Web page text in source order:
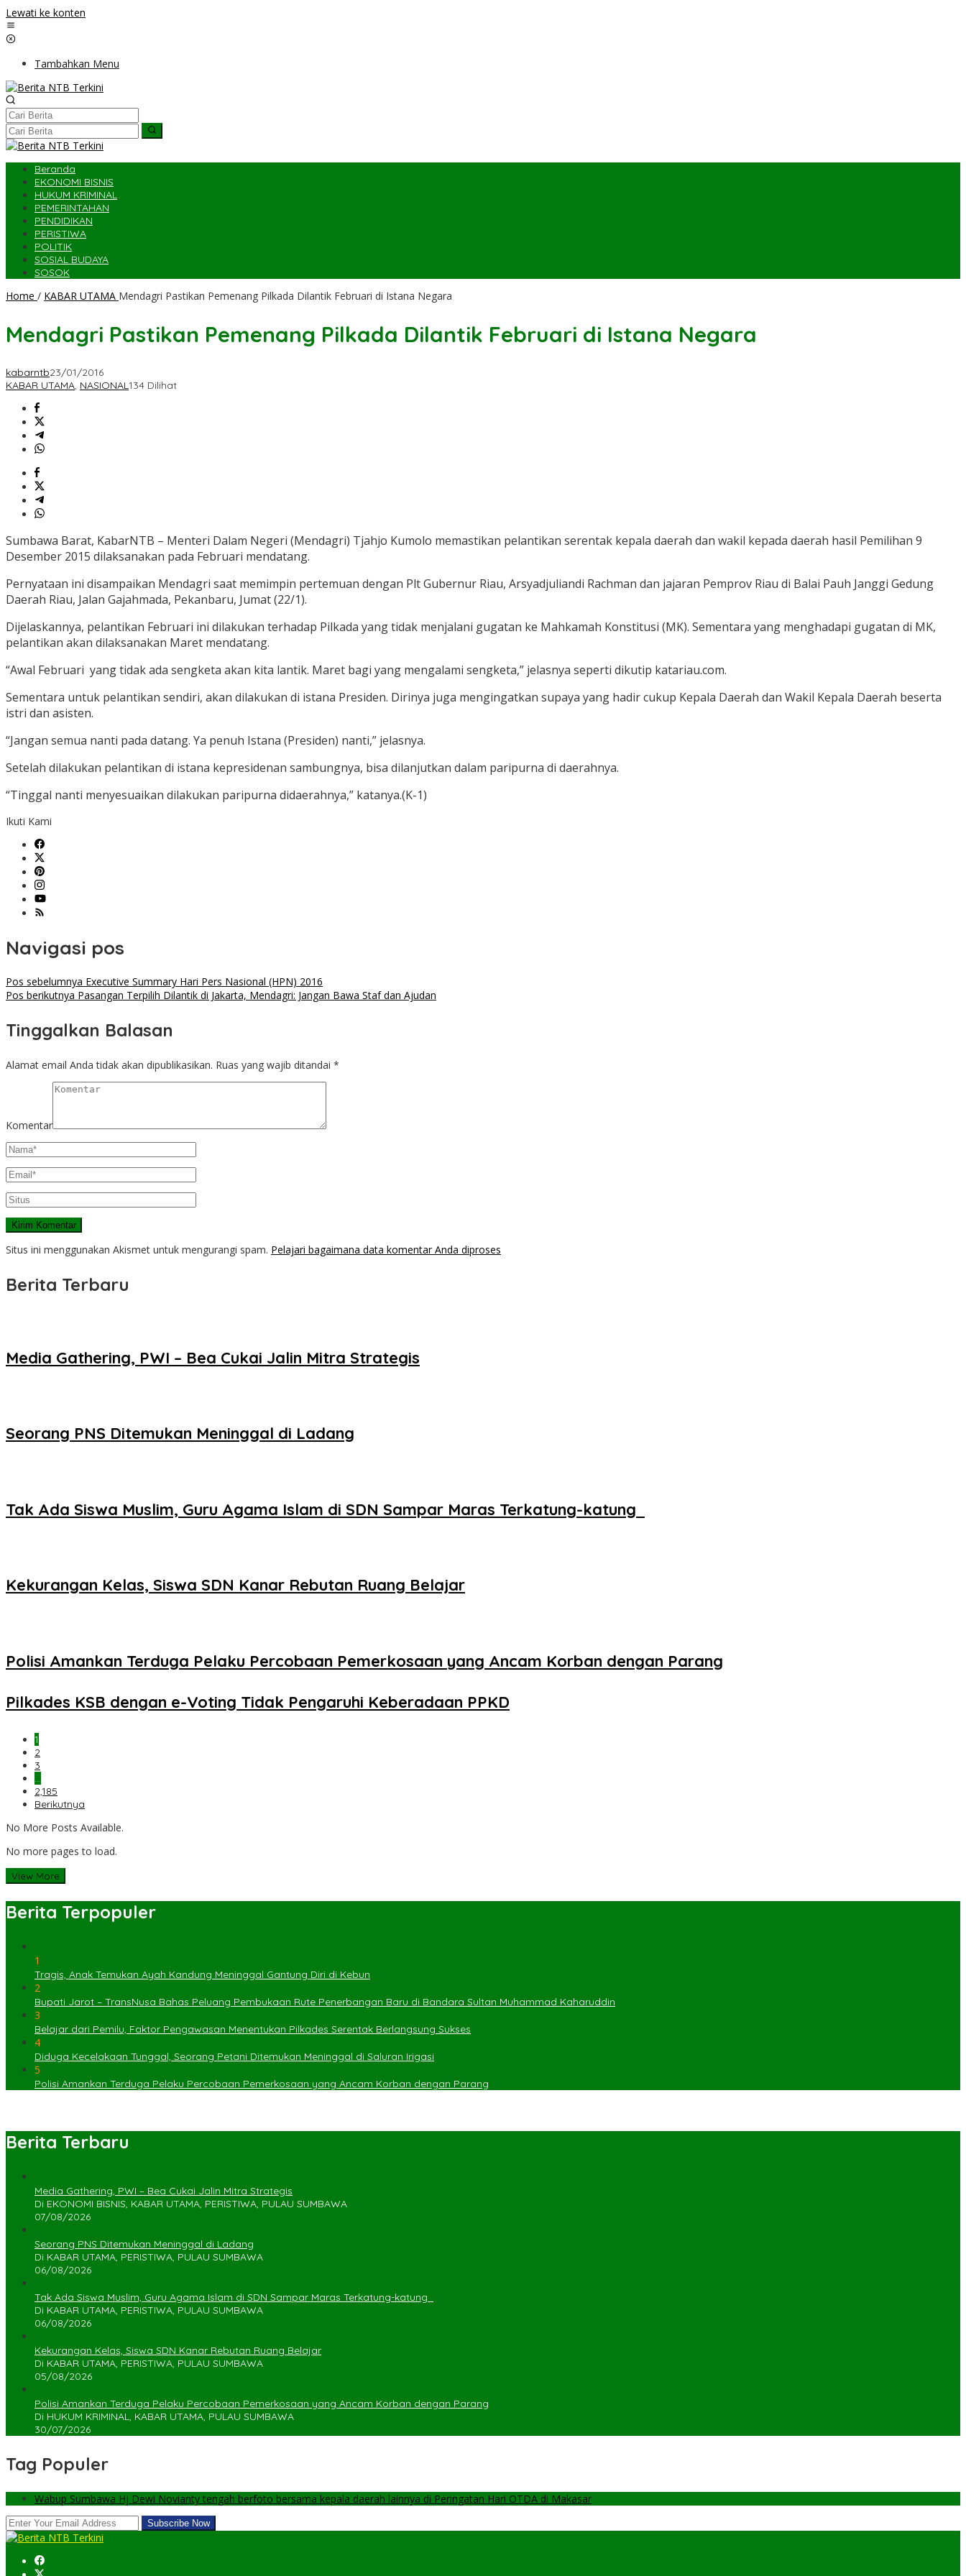
Lewati ke konten
Tambahkan Menu
Beranda
EKONOMI BISNIS
HUKUM KRIMINAL
PEMERINTAHAN
PENDIDIKAN
PERISTIWA
POLITIK
SOSIAL BUDAYA
SOSOK
Home / KABAR UTAMA Mendagri Pastikan Pemenang Pilkada Dilantik Februari di Istana Negara
Mendagri Pastikan Pemenang Pilkada Dilantik Februari di Istana Negara
kabarntb23/01/2016
KABAR UTAMA, NASIONAL134 Dilihat
Sumbawa Barat, KabarNTB – Menteri Dalam Negeri (Mendagri) Tjahjo Kumolo memastikan pelantikan serentak kepala daerah dan wakil kepada daerah hasil Pemilihan 9
Desember 2015 dilaksanakan pada Februari mendatang.
Pernyataan ini disampaikan Mendagri saat memimpin pertemuan dengan Plt Gubernur Riau, Arsyadjuliandi Rachman dan jajaran Pemprov Riau di Balai Pauh Janggi Gedung
Daerah Riau, Jalan Gajahmada, Pekanbaru, Jumat (22/1).
Dijelaskannya, pelantikan Februari ini dilakukan terhadap Pilkada yang tidak menjalani gugatan ke Mahkamah Konstitusi (MK). Sementara yang menghadapi gugatan di MK,
pelantikan akan dilaksanakan Maret mendatang.
“Awal Februari yang tidak ada sengketa akan kita lantik. Maret bagi yang mengalami sengketa,” jelasnya seperti dikutip katariau.com.
Sementara untuk pelantikan sendiri, akan dilakukan di istana Presiden. Dirinya juga mengingatkan supaya yang hadir cukup Kepala Daerah dan Wakil Kepala Daerah beserta
istri dan asisten.
“Jangan semua nanti pada datang. Ya penuh Istana (Presiden) nanti,” jelasnya.
Setelah dilakukan pelantikan di istana kepresidenan sambungnya, bisa dilanjutkan dalam paripurna di daerahnya.
“Tinggal nanti menyesuaikan dilakukan paripurna didaerahnya,” katanya.(K-1)
Ikuti Kami
Navigasi pos
Pos sebelumnya Executive Summary Hari Pers Nasional (HPN) 2016
Pos berikutnya Pasangan Terpilih Dilantik di Jakarta, Mendagri: Jangan Bawa Staf dan Ajudan
Tinggalkan Balasan
Alamat email Anda tidak akan dipublikasikan. Ruas yang wajib ditandai *
Komentar
Situs ini menggunakan Akismet untuk mengurangi spam. Pelajari bagaimana data komentar Anda diproses
Berita Terbaru
Media Gathering, PWI – Bea Cukai Jalin Mitra Strategis
Seorang PNS Ditemukan Meninggal di Ladang
Tak Ada Siswa Muslim, Guru Agama Islam di SDN Sampar Maras Terkatung-katung ‎
Kekurangan Kelas, Siswa SDN Kanar Rebutan Ruang Belajar
Polisi Amankan Terduga Pelaku Percobaan Pemerkosaan yang Ancam Korban dengan Parang
Pilkades KSB dengan e-Voting Tidak Pengaruhi Keberadaan PPKD
1
2
3
…
2,185
Berikutnya
No More Posts Available.
No more pages to load.
View More
Berita Terpopuler
1
Tragis, Anak Temukan Ayah Kandung Meninggal Gantung Diri di Kebun
2
Bupati Jarot – TransNusa Bahas Peluang Pembukaan Rute Penerbangan Baru di Bandara Sultan Muhammad Kaharuddin
3
Belajar dari Pemilu, Faktor Pengawasan Menentukan Pilkades Serentak Berlangsung Sukses
4
Diduga Kecelakaan Tunggal, Seorang Petani Ditemukan Meninggal di Saluran Irigasi
5
Polisi Amankan Terduga Pelaku Percobaan Pemerkosaan yang Ancam Korban dengan Parang
Berita Terbaru
Media Gathering, PWI – Bea Cukai Jalin Mitra Strategis
Di EKONOMI BISNIS, KABAR UTAMA, PERISTIWA, PULAU SUMBAWA
07/08/2026
Seorang PNS Ditemukan Meninggal di Ladang
Di KABAR UTAMA, PERISTIWA, PULAU SUMBAWA
06/08/2026
Tak Ada Siswa Muslim, Guru Agama Islam di SDN Sampar Maras Terkatung-katung ‎
Di KABAR UTAMA, PERISTIWA, PULAU SUMBAWA
06/08/2026
Kekurangan Kelas, Siswa SDN Kanar Rebutan Ruang Belajar
Di KABAR UTAMA, PERISTIWA, PULAU SUMBAWA
05/08/2026
Polisi Amankan Terduga Pelaku Percobaan Pemerkosaan yang Ancam Korban dengan Parang
Di HUKUM KRIMINAL, KABAR UTAMA, PULAU SUMBAWA
30/07/2026
Tag Populer
Wabup Sumbawa Hj Dewi Novianty tengah berfoto bersama kepala daerah lainnya di Peringatan Hari OTDA di Makasar